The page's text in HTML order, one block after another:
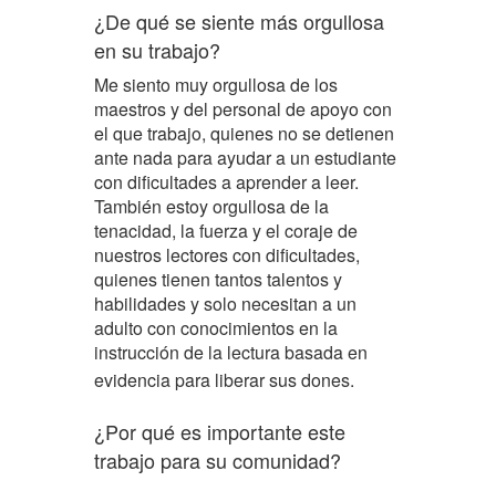
¿De qué se siente más orgullosa
en su trabajo?
Me siento muy orgullosa de los
maestros y del personal de apoyo con
el que trabajo, quienes no se detienen
ante nada para ayudar a un estudiante
con dificultades a aprender a leer.
También estoy orgullosa de la
tenacidad, la fuerza y el coraje de
nuestros lectores con dificultades,
quienes tienen tantos talentos y
habilidades y solo necesitan a un
adulto con conocimientos en la
instrucción de la lectura basada en
evidencia para liberar sus dones.
¿Por qué es importante este
trabajo para su comunidad?